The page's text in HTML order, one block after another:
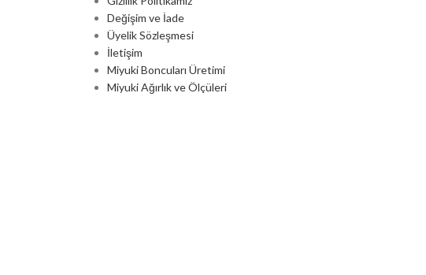
Değişim ve İade
Üyelik Sözleşmesi
İletişim
Miyuki Boncuları Üretimi
Miyuki Ağırlık ve Ölçüleri